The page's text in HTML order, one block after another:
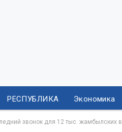
РЕСПУБЛИКА Экономика
звонок для 12 тыс. жамбылских